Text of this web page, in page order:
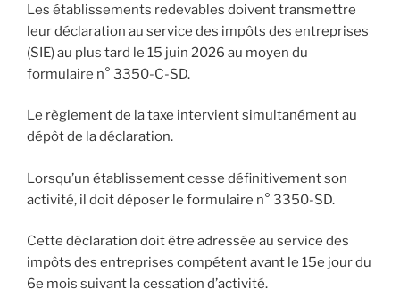
Les établissements redevables doivent transmettre
leur déclaration au service des impôts des entreprises
(SIE) au plus tard le 15 juin 2026 au moyen du
formulaire n° 3350-C-SD.
Le règlement de la taxe intervient simultanément au
dépôt de la déclaration.
Lorsqu’un établissement cesse définitivement son
activité, il doit déposer le formulaire n° 3350-SD.
Cette déclaration doit être adressée au service des
impôts des entreprises compétent avant le 15e jour du
6e mois suivant la cessation d’activité.